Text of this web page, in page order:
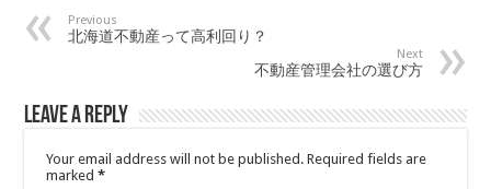
Previous
北海道不動産って高利回り？
Next
不動産管理会社の選び方
Leave a Reply
Your email address will not be published. Required fields are
marked*